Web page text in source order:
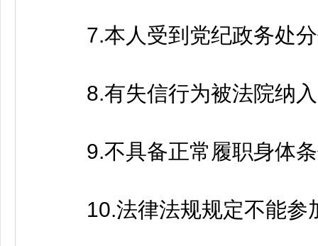
7.本人受到党纪政务处分
8.有失信行为被法院纳入
9.不具备正常履职身体条
10.法律法规规定不能参